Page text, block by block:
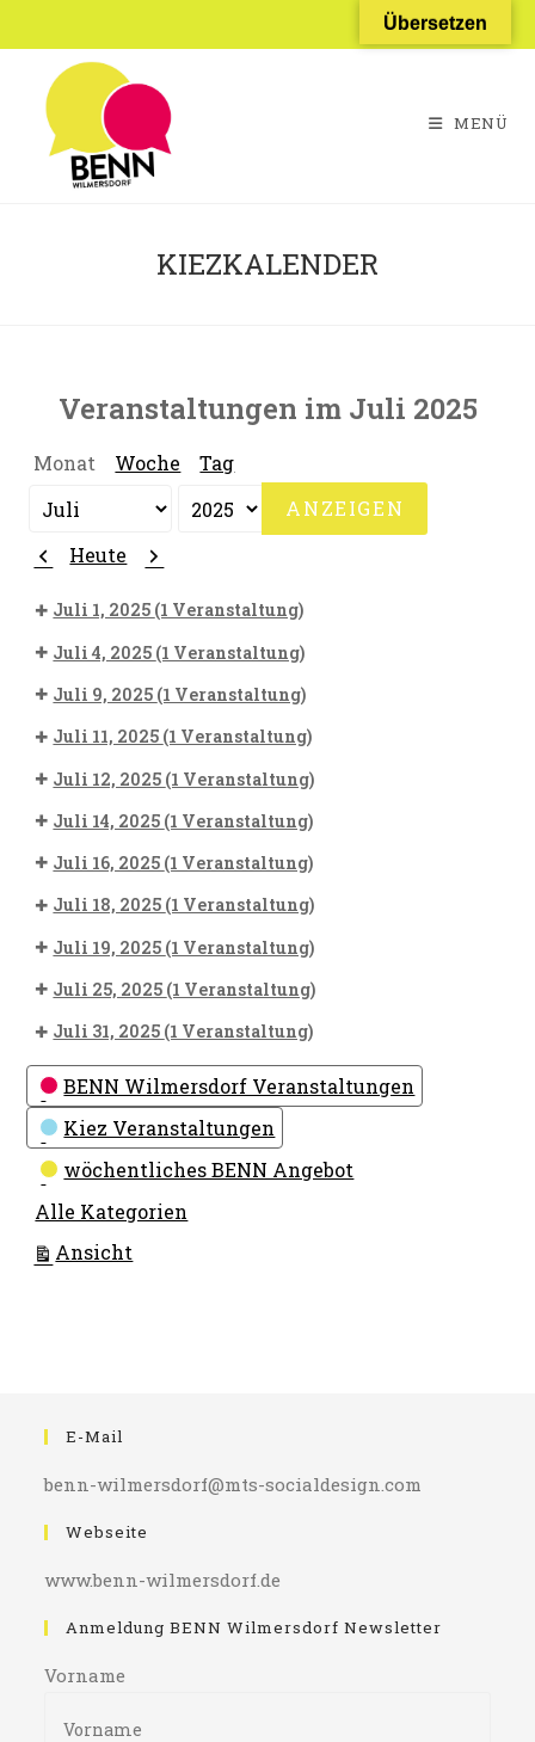
Inhalt
springen
MENÜ
KIEZKALENDER
Veranstaltungen im Juli 2025
Monat Woche Tag
Monat
Jahr
Zurück
Heute Weiter
Juli 1, 2025 (1 Veranstaltung)
Juli 4, 2025 (1 Veranstaltung)
Juli 9, 2025 (1 Veranstaltung)
Juli 11, 2025 (1 Veranstaltung)
Juli 12, 2025 (1 Veranstaltung)
Juli 14, 2025 (1 Veranstaltung)
Juli 16, 2025 (1 Veranstaltung)
Juli 18, 2025 (1 Veranstaltung)
Juli 19, 2025 (1 Veranstaltung)
Juli 25, 2025 (1 Veranstaltung)
Juli 31, 2025 (1 Veranstaltung)
Kategorien
BENN Wilmersdorf Veranstaltungen
Kiez Veranstaltungen
wöchentliches BENN Angebot
Alle Kategorien
Ansicht
E-Mail
benn-wilmersdorf@mts-socialdesign.com
Webseite
www.benn-wilmersdorf.de
Anmeldung BENN Wilmersdorf Newsletter
Vorname
Übersetzen